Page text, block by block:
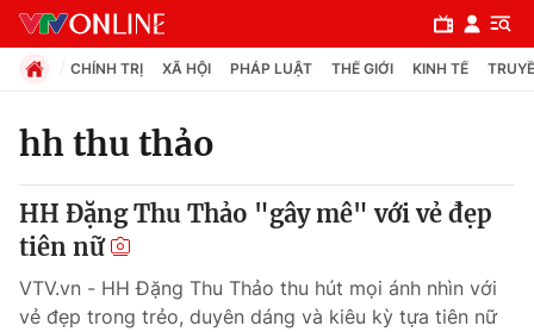
Chuyên mục
Chính trị
Xã hội
CHÍNH TRỊ XÃ HỘI PHÁP LUẬT THẾ GIỚI KINH TẾ
hh thu thảo
HH Đặng Thu Thảo "gây mê" với vẻ đẹp
tiên nữ
VTV.vn - HH Đặng Thu Thảo thu hút mọi ánh nhìn với
vẻ đẹp trong trẻo, duyên dáng và kiêu kỳ tựa tiên nữ